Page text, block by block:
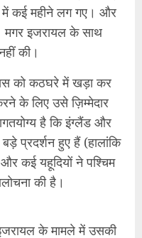
की है।
के मामले में उसकी
पर आधारित रहीं हैं।
उसी तरह से अरब
का और फ्रांस,
कि ईसाईयों के हाथों
यह मतलब नहीं है कि
से उनकी ज़मीन छीन ली
के शिकार रहे हैं। यहूदियों